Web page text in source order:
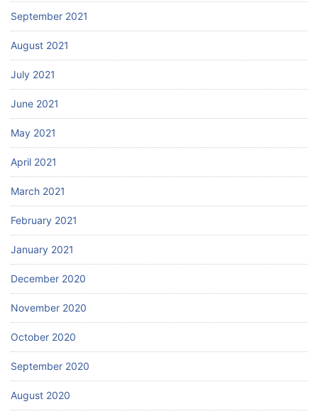
September 2021
August 2021
July 2021
June 2021
May 2021
April 2021
March 2021
February 2021
January 2021
December 2020
November 2020
October 2020
September 2020
August 2020